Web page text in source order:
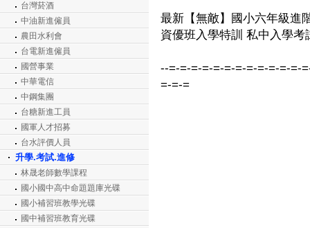
台灣菸酒
中油新進僱員
農田水利會
台電新進僱員
國營事業
中華電信
中鋼集團
台糖新進工員
國軍人才招募
台水評價人員
升學.考試.進修
林晟老師數學課程
國小國中高中命題題庫光碟
國小補習班教學光碟
國中補習班教育光碟
最新【無敵】國小六年級進
資優班入學特訓 私中入學
--=-=-=-=-=-=-=-=-=-=-=-=-
=-=-=